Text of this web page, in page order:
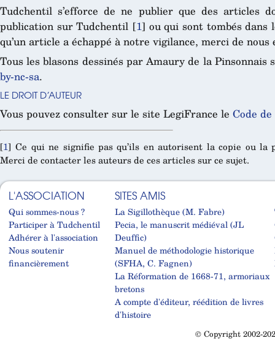
Tudchentil s’efforce de ne publier que des articles
publication sur Tudchentil [1] ou qui sont tombés dans
qu’un article a échappé à notre vigilance, merci de
Tous les blasons dessinés par Amaury de la Pinsonnais
by-nc-sa.
LE DROIT D’AUTEUR
Vous pouvez consulter sur le site LegiFrance le Code
[1]Ce qui ne signifie pas qu’ils en autorisent la copie ou
Merci de contacter les auteurs de ces articles sur ce sujet.
L'ASSOCIATION
Qui sommes-nous ?
Participer à Tudchentil
Adhérer à l'association
Nous soutenir
financièrement
SITES AMIS
La Sigillothèque (M. Fabre)
Pecia, le manuscrit médiéval (JL
Deuffic)
Manuel de méthodologie historique
(SFHA, C. Fagnen)
La Réformation de 1668-71, armoriaux
bretons
A compte d'éditeur, réédition de livres
d'histoire
© Copyright 2002-